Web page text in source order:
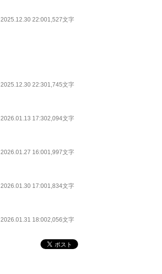
2025.12.30 22:001,527文字
2025.12.30 22:301,745文字
2026.01.13 17:302,094文字
2026.01.27 16:001,997文字
2026.01.30 17:001,834文字
2026.01.31 18:002,056文字